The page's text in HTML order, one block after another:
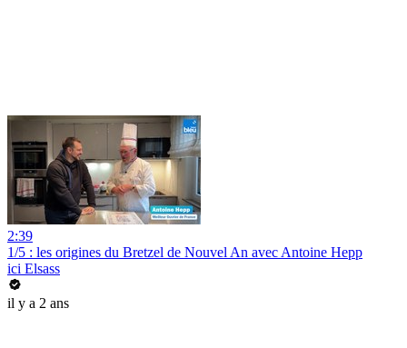
2:39
1/5 : les origines du Bretzel de Nouvel An avec Antoine Hepp
ici Elsass
il y a 2 ans